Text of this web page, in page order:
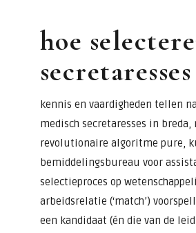
hoe
kennis en vaardigheden tellen
medisch secretaresses in
revolutionaire algoritme pure,
bemiddelingsbureau voor
selectieproces op
arbeidsrelatie (‘match’)
een kandidaat (én die van de